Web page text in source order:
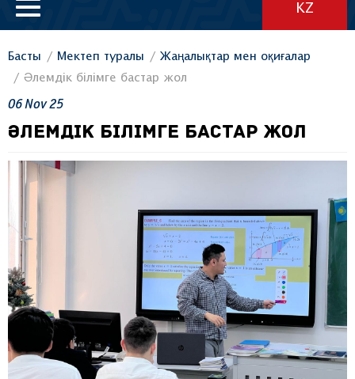
KZ
Басты Мектеп туралы
Жаңалықтар мен оқиғалар
Әлемдік білімге бастар жол
06Nov25
ӘЛЕМДІК БІЛІМГЕ БАСТАР ЖОЛ